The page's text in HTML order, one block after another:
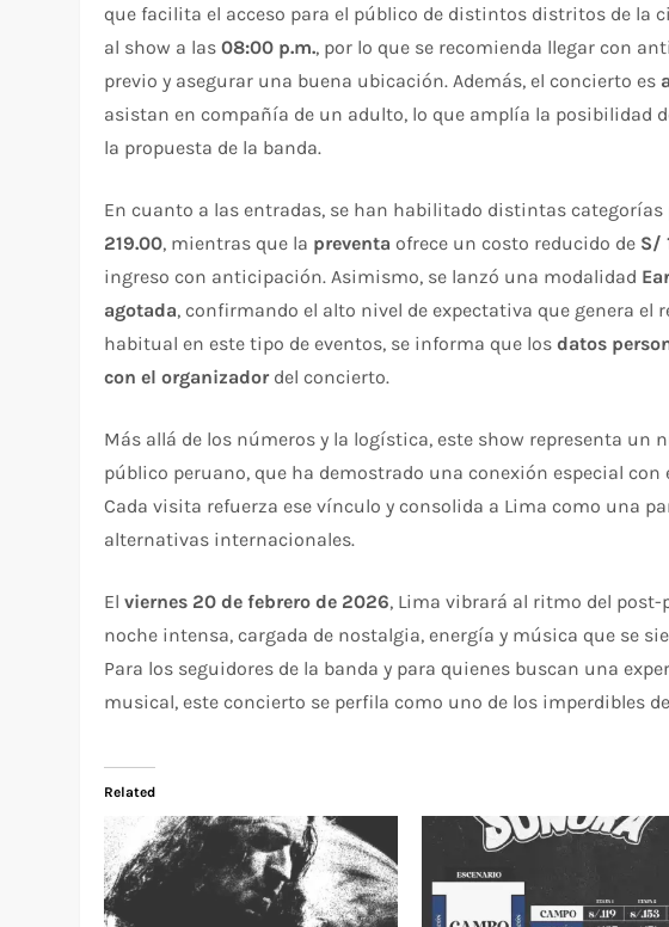
que facilita el acceso para el público de distintos distritos de la
al show a las08:00 p.m., por lo que se recomienda llegar con
previo y asegurar una buena ubicación. Además, el concierto es
asistan en compañía de un adulto, lo que amplía la posibilidad
la propuesta de la banda.
En cuanto a las entradas, se han habilitado distintas categorías
219.00, mientras que la preventa ofrece un costo reducido de S/
ingreso con anticipación. Asimismo, se lanzó una modalidad
agotada, confirmando el alto nivel de expectativa que genera el
habitual en este tipo de eventos, se informa que losdatos
con el organizadordel concierto.
Más allá de los números y la logística, este show representa un
público peruano, que ha demostrado una conexión especial
Cada visita refuerza ese vínculo y consolida a Lima como una
alternativas internacionales.
Elviernes 20 de febrero de 2026, Lima vibrará al ritmo del
noche intensa, cargada de nostalgia, energía y música que se
Para los seguidores de la banda y para quienes buscan una
musical, este concierto se perfila como uno de los imperdibles
Related